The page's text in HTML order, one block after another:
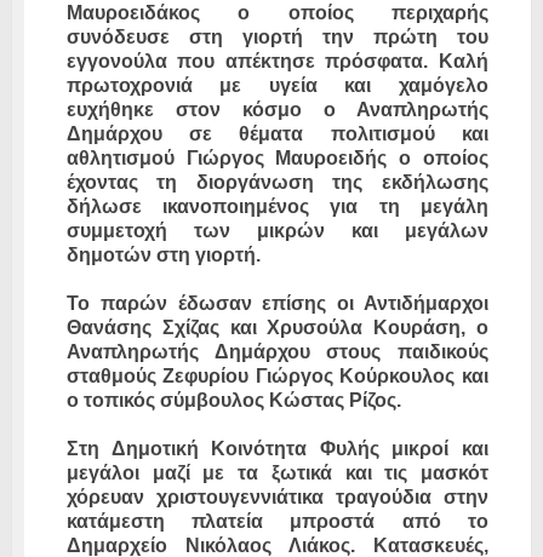
Μαυροειδάκος ο οποίος περιχαρής
συνόδευσε στη γιορτή την πρώτη του
εγγονούλα που απέκτησε πρόσφατα. Καλή
πρωτοχρονιά με υγεία και χαμόγελο
ευχήθηκε στον κόσμο ο Αναπληρωτής
Δημάρχου σε θέματα πολιτισμού και
αθλητισμού Γιώργος Μαυροειδής ο οποίος
έχοντας τη διοργάνωση της εκδήλωσης
δήλωσε ικανοποιημένος για τη μεγάλη
συμμετοχή των μικρών και μεγάλων
δημοτών στη γιορτή.
Το παρών έδωσαν επίσης οι Αντιδήμαρχοι
Θανάσης Σχίζας και Χρυσούλα Κουράση, ο
Αναπληρωτής Δημάρχου στους παιδικούς
σταθμούς Ζεφυρίου Γιώργος Κούρκουλος και
ο τοπικός σύμβουλος Κώστας Ρίζος.
Στη Δημοτική Κοινότητα Φυλής μικροί και
μεγάλοι μαζί με τα ξωτικά και τις μασκότ
χόρευαν χριστουγεννιάτικα τραγούδια στην
κατάμεστη πλατεία μπροστά από το
Δημαρχείο Νικόλαος Λιάκος. Κατασκευές,